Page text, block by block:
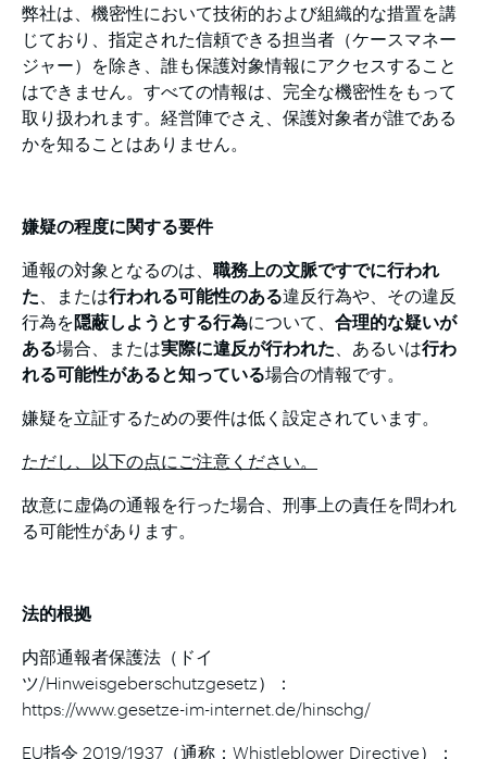
弊社は、機密性において技術的および組織的な措置を講
じており、指定された信頼できる担当者（ケースマネー
ジャー）を除き、誰も保護対象情報にアクセスすること
はできません。すべての情報は、完全な機密性をもって
取り扱われます。経営陣でさえ、保護対象者が誰である
かを知ることはありません。
嫌疑の程度に関する要件
通報の対象となるのは、 職務上の文脈ですでに行われ
た 、または行われる可能性のある違反行為や、その違反
行為を隠蔽しようとする行為について、 合理的な疑いが
ある場合、または実際に違反が行われた 、あるいは行わ
れる可能性があると知っている場合の情報です。
嫌疑を立証するための要件は低く設定されています。
ただし、以下の点にご注意ください。
故意に虚偽の通報を行った場合、刑事上の責任を問われ
る可能性があります。
法的根拠
内部通報者保護法（ドイ
ツ/Hinweisgeberschutzgesetz）：
https://www.gesetze-im-internet.de/hinschg/
EU指令 2019/1937（通称：Whistleblower Directive）：